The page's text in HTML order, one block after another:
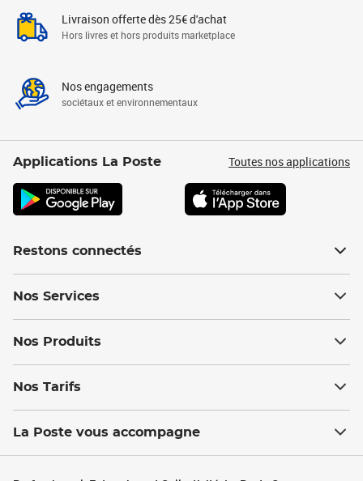
Livraison offerte dès 25€ d'achat
Hors livres et hors produits marketplace
Nos engagements
sociétaux et environnementaux
Applications La Poste Toutes nos applications
Restons connectés
Nos Services
Nos Produits
Nos Tarifs
La Poste vous accompagne